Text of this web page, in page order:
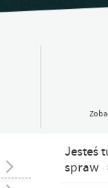
Jesteś
spraw